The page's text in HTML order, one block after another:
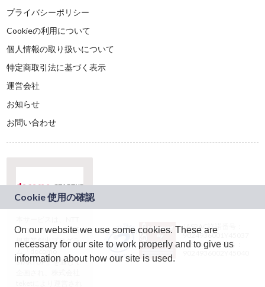
プライバシーポリシー
Cookieの利用について
個人情報の取り扱いについて
特定商取引法に基づく表示
運営会社
お知らせ
お問い合わせ
ドコモグループの新
規事業創出プログラ
ム「docomo
STARTUP」を通じて
JASRAC許諾番号：
9024936001Y45037
JASRAC許諾番号：
On our website we use some cookies. These are
necessary for our site to work properly and to give us
information about how our site is used.